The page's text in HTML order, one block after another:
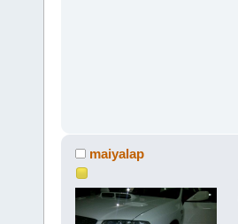
maiyalap